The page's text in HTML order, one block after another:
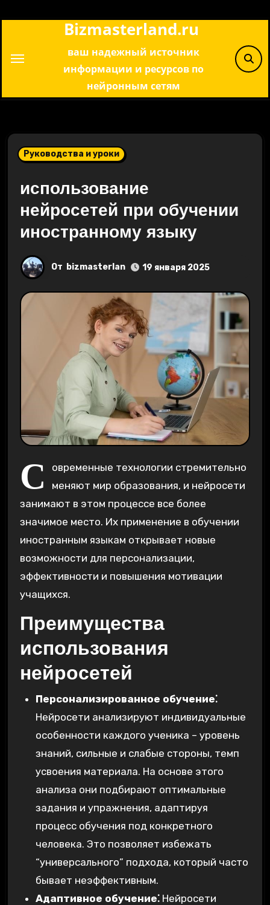
Bizmasterland.ru
ваш надежный источник
информации и ресурсов по
нейронным сетям
Руководства и уроки
использование
нейросетей при обучении
иностранному языку
От bizmasterlan 19 января 2025
С
овременные технологии стремительно
меняют мир образования, и нейросети
занимают в этом процессе все более
значимое место. Их применение в обучении
иностранным языкам открывает новые
возможности для персонализации,
эффективности и повышения мотивации
учащихся.
Преимущества
использования
нейросетей
Персонализированное обучение⁚
Нейросети анализируют индивидуальные
особенности каждого ученика – уровень
знаний, сильные и слабые стороны, темп
усвоения материала. На основе этого
анализа они подбирают оптимальные
задания и упражнения, адаптируя
процесс обучения под конкретного
человека. Это позволяет избежать
“универсального” подхода, который часто
бывает неэффективным.
Адаптивное обучение⁚Нейросети